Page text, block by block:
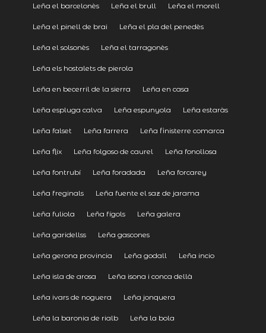
Leña el barcelonès Leña el brull Leña el morell
Leña el pinell de brai Leña el pla del penedès
Leña el solsonès Leña el tarragonès
Leña els hostalets de pierola
Leña en becerril de la sierra Leña en casa
Leña espluga calva Leña espunyola Leña estaràs
Leña falset Leña farrera Leña finisterre comarca
Leña flix Leña folgoso de caurel Leña fonollosa
Leña fontrubí Leña foradada Leña forcarey
Leña freginals Leña fuente el saz de jarama
Leña fuliola Leña fígols Leña galera
Leña garidellss Leña gascones
Leña gerona provincia Leña godall Leña incio
Leña isla de arosa Leña isona i conca dellà
Leña ivars de noguera Leña jonquera
Leña la baronia de rialb Leña la bola